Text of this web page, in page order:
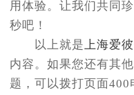
用体验。让我们共同
秒吧！
以上就是 上海爱
内容。如果您还有其
题，可以拨打页面